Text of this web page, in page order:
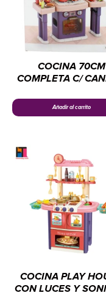
COCINA 70CM
COMPLETA C/
CHENGI
Añadir al carrito
COCINA PLAY
CON LUCES Y